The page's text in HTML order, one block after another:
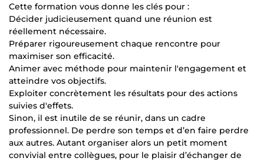
Cette formation vous donne les clés pour :
Décider judicieusement quand une réunion est
réellement nécessaire.
Préparer rigoureusement chaque rencontre pour
maximiser son efficacité.
Animer avec méthode pour maintenir l'engagement et
atteindre vos objectifs.
Exploiter concrètement les résultats pour des actions
suivies d'effets.
Sinon, il est inutile de se réunir, dans un cadre
professionnel. De perdre son temps et d’en faire perdre
aux autres. Autant organiser alors un petit moment
convivial entre collègues, pour le plaisir d’échanger de